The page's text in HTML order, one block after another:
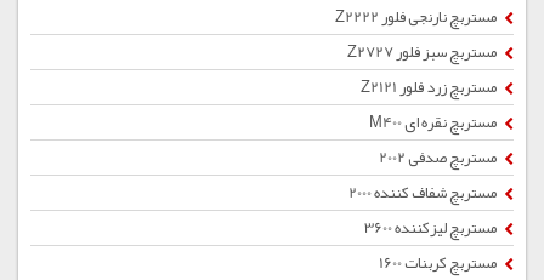
مستربچ نارنجی فلور Z2222
مستربچ سبز فلور Z2727
مستربچ زرد فلور Z2121
مستربچ نقره ای M400
مستربچ صدفی 2002
مستربچ شفاف کننده 2000
مستربچ لیزکننده 3600
مستربچ کربنات 1600